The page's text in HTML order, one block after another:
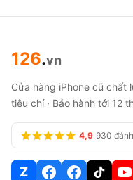
126.vn
Cửa hàng iPhone cũ chất
tiêu chí · Bảo hành tới 12
4,9 930
Z